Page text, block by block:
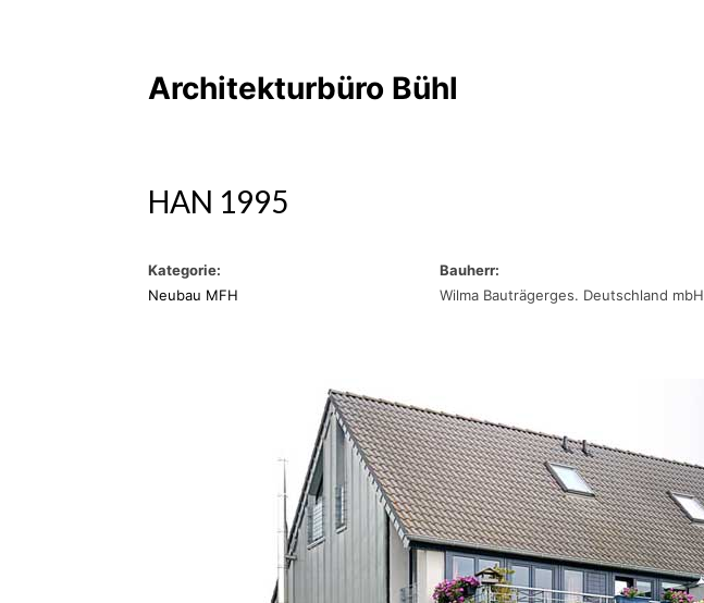
Architekturbüro Bühl
HAN 1995
Kategorie:
Neubau MFH
Bauherr:
Wilma Bauträgerges. Deutschland mbH